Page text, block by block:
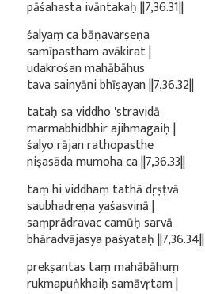
pāśahasta ivāntakaḥ ||7,36.31||
śalyaṃ ca bāṇavarṣeṇa
samīpastham avākirat |
udakrośan mahābāhus
tava sainyāni bhīṣayan ||7,36.32||
tataḥ sa viddho 'stravidā
marmabhidbhir ajihmagaiḥ |
śalyo rājan rathopasthe
niṣasāda mumoha ca ||7,36.33||
taṃ hi viddhaṃ tathā dṛṣṭvā
saubhadreṇa yaśasvinā |
saṃprādravac camūḥ sarvā
bhāradvājasya paśyataḥ ||7,36.34||
prekṣantas taṃ mahābāhuṃ
rukmapuṅkhaiḥ samāvṛtam |